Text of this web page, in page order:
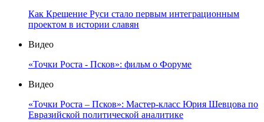
Как Крещение Руси стало первым интеграционным
проектом в истории славян
Видео
«Точки Роста - Псков»: фильм о Форуме
Видео
«Точки Роста – Псков»: Мастер-класс Юрия Шевцова по
Евразийской политической аналитике